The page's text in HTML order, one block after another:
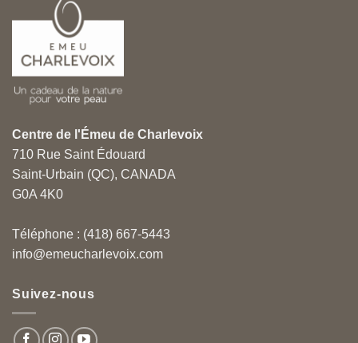
Centre de l'Émeu de Charlevoix
710 Rue Saint Édouard
Saint-Urbain (QC), CANADA
G0A 4K0
Téléphone : (418) 667-5443
info@emeucharlevoix.com
Suivez-nous